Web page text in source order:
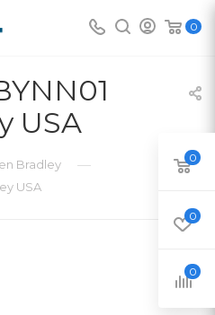
0
USA
Bradley —
USA
0
0
0